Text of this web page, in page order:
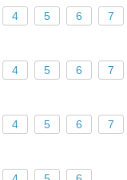
4 5 6 7
4 5 6 7
4 5 6 7